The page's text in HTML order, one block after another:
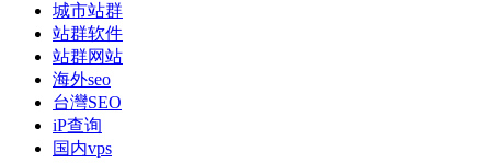
城市站群
站群软件
站群网站
海外seo
台灣SEO
iP查询
国内vps